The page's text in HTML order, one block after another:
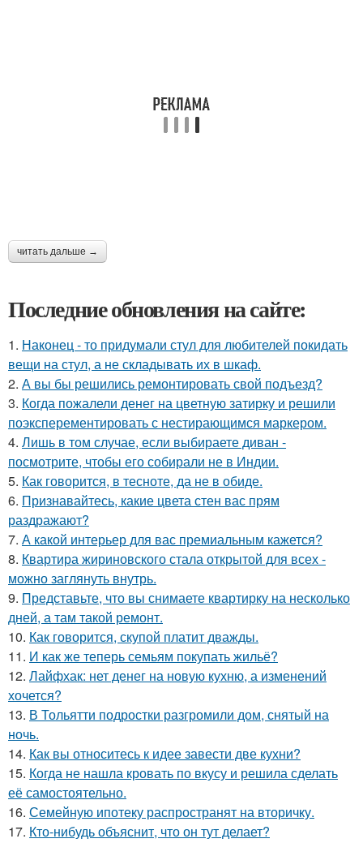
читать дальше →
Последние обновления на сайте:
1. Наконец - то придумали стул для любителей покидать
вещи на стул, а не складывать их в шкаф.
2. А вы бы решились ремонтировать свой подъезд?
3. Когда пожалели денег на цветную затирку и решили
поэксперементировать с нестирающимся маркером.
4. Лишь в том случае, если выбираете диван -
посмотрите, чтобы его собирали не в Индии.
5. Как говорится, в тесноте, да не в обиде.
6. Признавайтесь, какие цвета стен вас прям
раздражают?
7. А какой интерьер для вас премиальным кажется?
8. Квартира жириновского стала открытой для всех -
можно заглянуть внутрь.
9. Представьте, что вы снимаете квартирку на несколько
дней, а там такой ремонт.
10. Как говорится, скупой платит дважды.
11. И как же теперь семьям покупать жильё?
12. Лайфхак: нет денег на новую кухню, а изменений
хочется?
13. В Тольятти подростки разгромили дом, снятый на
ночь.
14. Как вы относитесь к идее завести две кухни?
15. Когда не нашла кровать по вкусу и решила сделать
её самостоятельно.
16. Семейную ипотеку распространят на вторичку.
17. Кто-нибудь объяснит, что он тут делает?